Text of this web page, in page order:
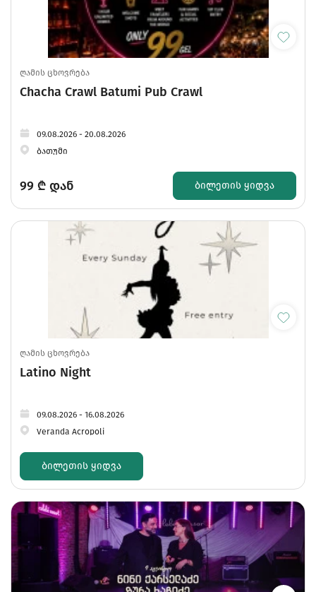
ღამის ცხოვრება
Chacha Crawl Batumi Pub Crawl
09.08.2026 - 20.08.2026
ბათუმი
99 ₾ დან ᲑᲘᲚᲔᲗᲘᲡ ᲧᲘᲓᲕᲐ
ღამის ცხოვრება
Latino Night
09.08.2026 - 16.08.2026
Veranda Acropoli
ᲑᲘᲚᲔᲗᲘᲡ ᲧᲘᲓᲕᲐ